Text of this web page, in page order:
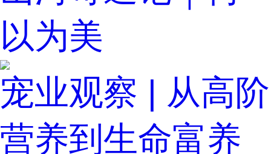
以为美
宠业观察 | 从高阶
营养到生命富养